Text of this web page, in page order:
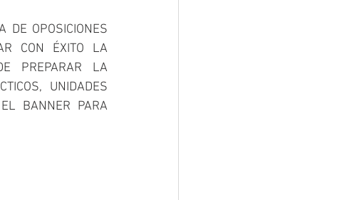
DE OPOSICIONES
CON ÉXITO LA
PREPARAR LA
UNIDADES
BANNER PARA